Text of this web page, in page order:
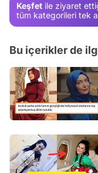
Keşfet ile ziyaret
tüm kategorileri tek
Bu içerikler de